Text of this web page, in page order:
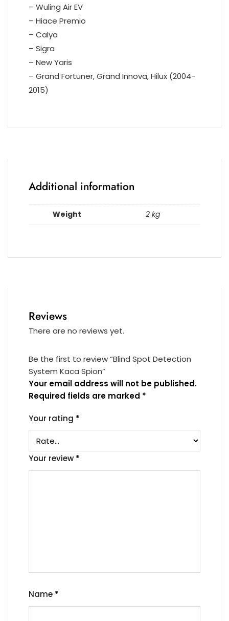
– Wuling Air EV
– Hiace Premio
– Calya
– Sigra
– New Yaris
– Grand Fortuner, Grand Innova, Hilux (2004-
2015)
Additional information
Weight 2 kg
Reviews
There are no reviews yet.
Be the first to review “Blind Spot Detection
System Kaca Spion”
Your email address will not be published.
Required fields are marked *
Your rating *
Your review *
Name *